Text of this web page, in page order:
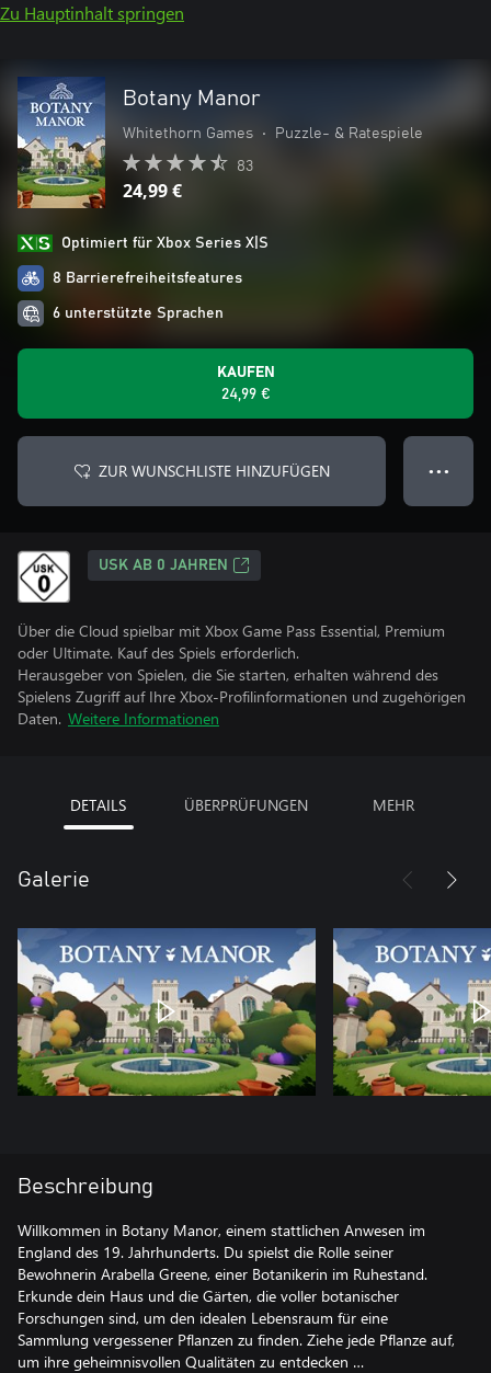
Zu Hauptinhalt springen
Botany Manor
Whitethorn Games • Puzzle- & Ratespiele
83
24,99 €
Optimiert für Xbox Series X|S
8 Barrierefreiheitsfeatures
6 unterstützte Sprachen
KAUFEN
24,99 €
ZUR WUNSCHLISTE HINZUFÜGEN ● ● ●
USK AB 0 JAHREN
Über die Cloud spielbar mit Xbox Game Pass Essential, Premium
oder Ultimate. Kauf des Spiels erforderlich.
Herausgeber von Spielen, die Sie starten, erhalten während des
Spielens Zugriff auf Ihre Xbox-Profilinformationen und zugehörigen
Daten. Weitere Informationen
DETAILS ÜBERPRÜFUNGEN MEHR
Galerie
Beschreibung
Willkommen in Botany Manor, einem stattlichen Anwesen im
England des 19. Jahrhunderts. Du spielst die Rolle seiner
Bewohnerin Arabella Greene, einer Botanikerin im Ruhestand.
Erkunde dein Haus und die Gärten, die voller botanischer
Forschungen sind, um den idealen Lebensraum für eine
Sammlung vergessener Pflanzen zu finden. Ziehe jede Pflanze auf,
um ihre geheimnisvollen Qualitäten zu entdecken …